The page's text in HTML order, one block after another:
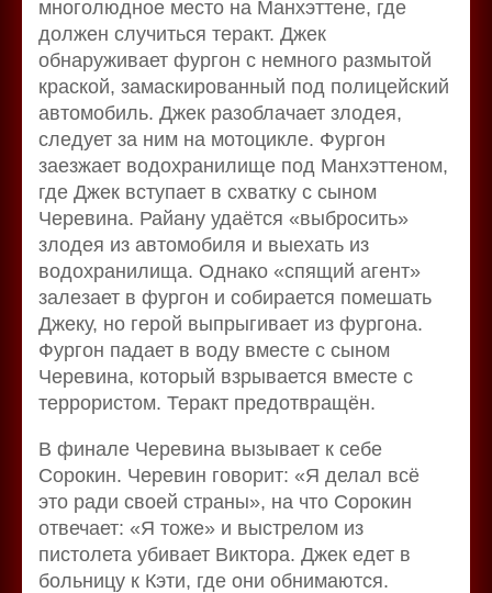
многолюдное место на Манхэттене, где
должен случиться теракт. Джек
обнаруживает фургон с немного размытой
краской, замаскированный под полицейский
автомобиль. Джек разоблачает злодея,
следует за ним на мотоцикле. Фургон
заезжает водохранилище под Манхэттеном,
где Джек вступает в схватку с сыном
Черевина. Райану удаётся «выбросить»
злодея из автомобиля и выехать из
водохранилища. Однако «спящий агент»
залезает в фургон и собирается помешать
Джеку, но герой выпрыгивает из фургона.
Фургон падает в воду вместе с сыном
Черевина, который взрывается вместе с
террористом. Теракт предотвращён.
В финале Черевина вызывает к себе
Сорокин. Черевин говорит: «Я делал всё
это ради своей страны», на что Сорокин
отвечает: «Я тоже» и выстрелом из
пистолета убивает Виктора. Джек едет в
больницу к Кэти, где они обнимаются.